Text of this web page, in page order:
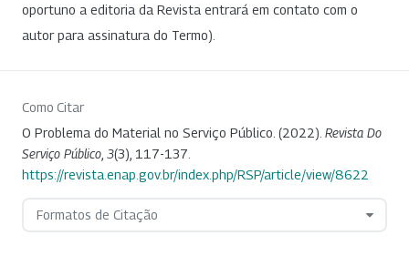
oportuno a editoria da Revista entrará em contato com o
autor para assinatura do Termo).
Como Citar
O Problema do Material no Serviço Público. (2022). Revista Do
Serviço Público 3(3), 117-137.
https://revista.enap.gov.br/index.php/RSP/article/view/8622
Formatos de Citação